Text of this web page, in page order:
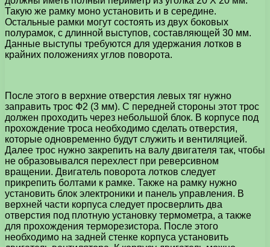
Такую же рамку моно установить и в середине.
Остальные рамки могут состоять из двух боковых
полурамок, с длинной выступов, составляющей 30 мм.
Данные выступы требуются для удержания лотков в
крайних положениях углов поворота.
После этого в верхние отверстия левых тяг нужно
заправить трос Ф2 (3 мм). С передней стороны этот трос
должен проходить через небольшой блок. В корпусе под
прохождение троса необходимо сделать отверстия,
которые одновременно будут служить и вентиляцией.
Далее трос нужно закрепить на валу двигателя так, чтобы
не образовывался перехлест при реверсивном
вращении. Двигатель поворота лотков следует
прикрепить болтами к рамке. Также на рамку нужно
установить блок электроники и панель управления. В
верхней части корпуса следует просверлить два
отверстия под плотную установку термометра, а также
для прохождения терморезистора. После этого
необходимо на задней стенке корпуса установить